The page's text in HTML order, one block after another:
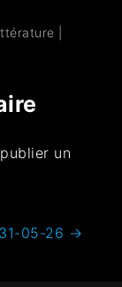
un
05-26 →